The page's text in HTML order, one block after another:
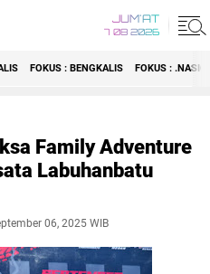
JUM'AT
7 08 2026
FOKUS : BENGKALIS FOKUS :
Family Adventure
Labuhanbatu
06, 2025 WIB